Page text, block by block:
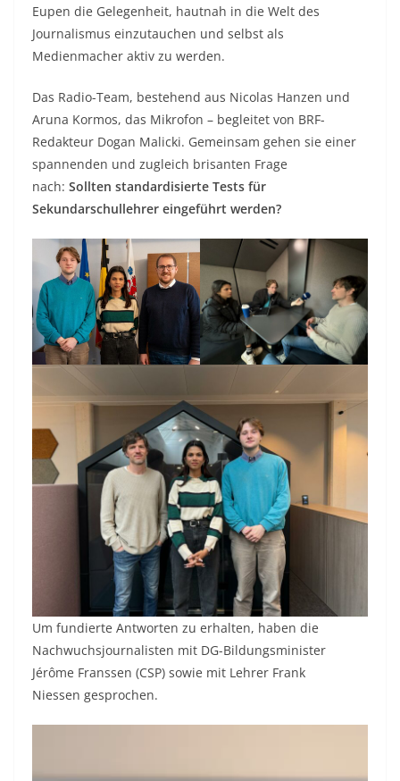
Eupen die Gelegenheit, hautnah in die Welt des
Journalismus einzutauchen und selbst als
Medienmacher aktiv zu werden.
Das Radio-Team, bestehend aus Nicolas Hanzen und
Aruna Kormos, das Mikrofon – begleitet von BRF-
Redakteur Dogan Malicki. Gemeinsam gehen sie einer
spannenden und zugleich brisanten Frage
nach: Sollten standardisierte Tests für
Sekundarschullehrer eingeführt werden?
Um fundierte Antworten zu erhalten, haben die
Nachwuchsjournalisten mit DG-Bildungsminister
Jérôme Franssen (CSP) sowie mit Lehrer Frank
Niessen gesprochen.